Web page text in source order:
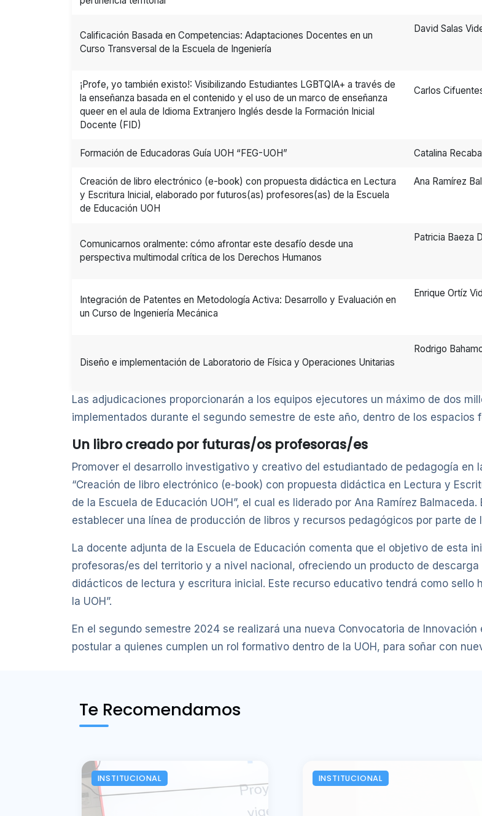
Calificación Basada en Competencias: Adaptaciones Docentes en un
Curso Transversal de la Escuela de Ingeniería
David Salas
¡Profe, yo también existo!: Visibilizando Estudiantes LGBTQIA+ a través de
la enseñanza basada en el contenido y el uso de un marco de enseñanza
queer en el aula de Idioma Extranjero Inglés desde la Formación Inicial
Docente (FID)
Carlos
Formación de Educadoras Guía UOH “FEG-UOH” Catalina
Creación de libro electrónico (e-book) con propuesta didáctica en Lectura
y Escritura Inicial, elaborado por futuros(as) profesores(as) de la Escuela
de Educación UOH
Ana Ramírez
Comunicarnos oralmente: cómo afrontar este desafío desde una
perspectiva multimodal crítica de los Derechos Humanos
Patricia Baeza
Integración de Patentes en Metodología Activa: Desarrollo y Evaluación en
un Curso de Ingeniería Mecánica
Enrique Ortíz
Diseño e implementación de Laboratorio de Física y Operaciones Unitarias
Rodrigo
Las adjudicaciones proporcionarán a los equipos ejecutores un máximo de dos
implementados durante el segundo semestre de este año, dentro de los espacios
Un libro creado por futuras/os profesoras/es
Promover el desarrollo investigativo y creativo del estudiantado de pedagogía
“Creación de libro electrónico (e-book) con propuesta didáctica en Lectura y
de la Escuela de Educación UOH”, el cual es liderado por Ana Ramírez
establecer una línea de producción de libros y recursos pedagógicos por parte de
La docente adjunta de la Escuela de Educación comenta que el objetivo de esta
profesoras/es del territorio y a nivel nacional, ofreciendo un producto de
didácticos de lectura y escritura inicial. Este recurso educativo tendrá como sello
la UOH”.
En el segundo semestre 2024 se realizará una nueva Convocatoria de
postular a quienes cumplen un rol formativo dentro de la UOH, para soñar con
Te Recomendamos
INSTITUCIONAL INSTITUCIONAL